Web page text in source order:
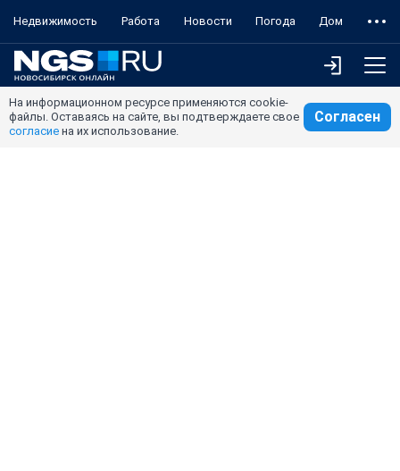
Недвижимость Работа Новости Погода Дом
На информационном ресурсе применяются cookie-
файлы. Оставаясь на сайте, вы подтверждаете свое
согласие на их использование.
Согласен